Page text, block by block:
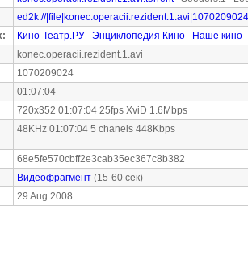
ed2k://
Кино-Театр.РУ Энциклопедия Кино
Наше кино
konec.operacii.rezident.1.avi
1070209024
01:07:04
720x352 01:07:04 25fps XviD 1.6Mbps
48KHz 01:07:04 5 chanels 448Kbps
68e5fe570cbff2e3cab35ec367c8b382
Видеофрагмент (15-60 сек)
29 Aug 2008